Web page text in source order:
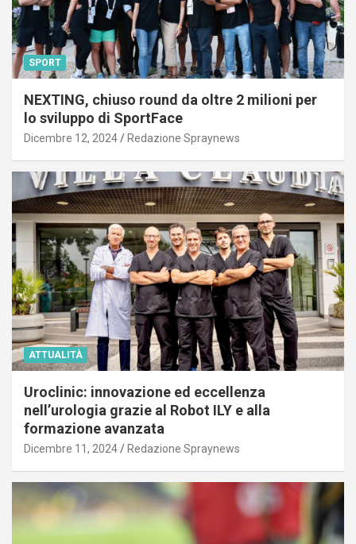
SPORT
NEXTING, chiuso round da oltre 2 milioni per
lo sviluppo di SportFace
Dicembre 12, 2024 Redazione Spraynews
ATTUALITÀ
Uroclinic: innovazione ed eccellenza
nell’urologia grazie al Robot ILY e alla
formazione avanzata
Dicembre 11, 2024 Redazione Spraynews